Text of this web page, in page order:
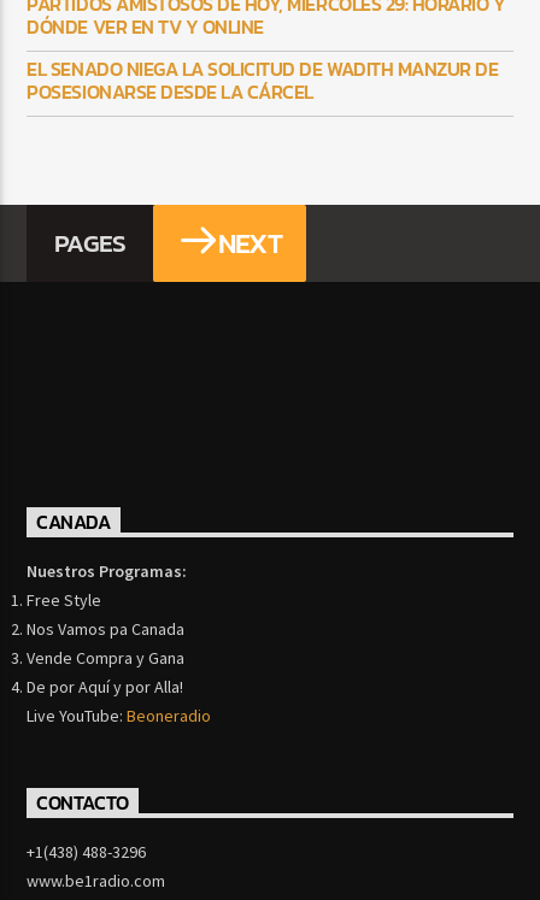
DÓNDE VER EN TV Y ONLINE
EL SENADO NIEGA LA SOLICITUD DE WADITH MANZUR DE
POSESIONARSE DESDE LA CÁRCEL
PAGES NEXT
CANADA
Nuestros Programas:
Free Style
Nos Vamos pa Canada
Vende Compra y Gana
De por Aquí y por Alla!
Live YouTube:Beoneradio
CONTACTO
+1(438) 488-3296
www.be1radio.com